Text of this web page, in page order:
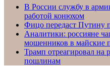
В России службу в
работой конюхом
Фицо передаст Путину
Аналитики: россияне
мошенников в майские
Трамп отреагировал
пошлинам